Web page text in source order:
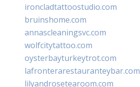
ironcladtattoostudio.com
bruinshome.com
annascleaningsvc.com
wolfcitytattoo.com
oysterbayturkeytrot.com
lafronterarestauranteybar.com
lilyandrosetearoom.com